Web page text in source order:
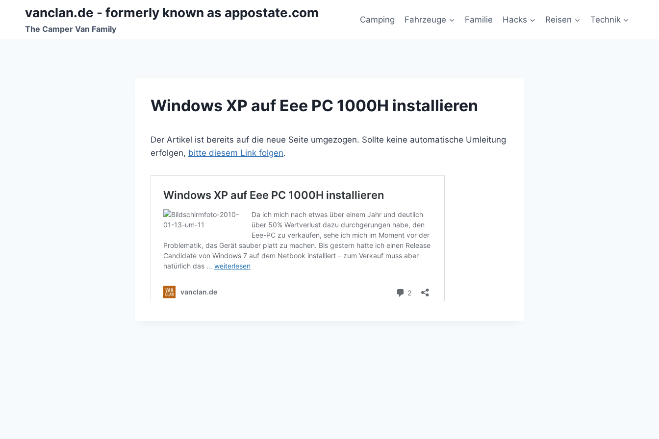
springen
vanclan.de - formerly known as appostate.com
The Camper Van Family
Camping Fahrzeuge Familie Hacks Reisen Technik
Windows XP auf Eee PC 1000H installieren
Der Artikel ist bereits auf die neue Seite umgezogen. Sollte keine automatische Umleitung
erfolgen, bitte diesem Link folgen.